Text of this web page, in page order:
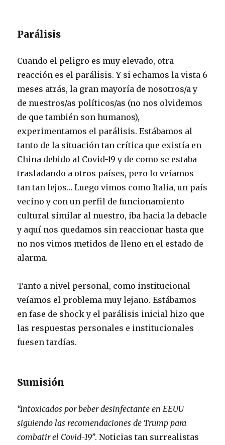
Parálisis
Cuando el peligro es muy elevado, otra
reacción es el parálisis. Y si echamos la vista 6
meses atrás, la gran mayoría de nosotros/a y
de nuestros/as políticos/as (no nos olvidemos
de que también son humanos),
experimentamos el parálisis. Estábamos al
tanto de la situación tan crítica que existía en
China debido al Covid-19 y de como se estaba
trasladando a otros países, pero lo veíamos
tan tan lejos… Luego vimos como Italia, un país
vecino y con un perfil de funcionamiento
cultural similar al nuestro, iba hacia la debacle
y aquí nos quedamos sin reaccionar hasta que
no nos vimos metidos de lleno en el estado de
alarma.
Tanto a nivel personal, como institucional
veíamos el problema muy lejano. Estábamos
en fase de shock y el parálisis inicial hizo que
las respuestas personales e institucionales
fuesen tardías.
Sumisión
“Intoxicados por beber desinfectante en EEUU
siguiendo las recomendaciones de Trump para
combatir el Covid-19”. Noticias tan surrealistas